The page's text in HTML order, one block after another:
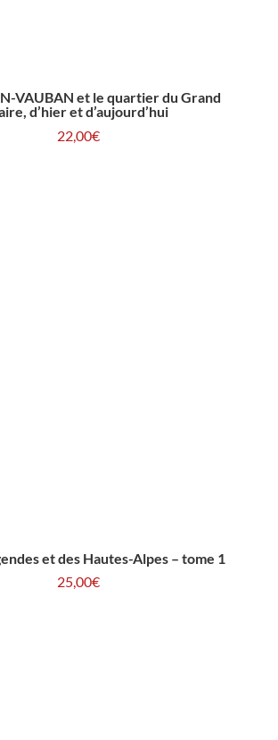
VAUBAN et le quartier du Grand
d’hier et d’aujourd’hui
22,00€
et des Hautes-Alpes – tome 1
25,00€